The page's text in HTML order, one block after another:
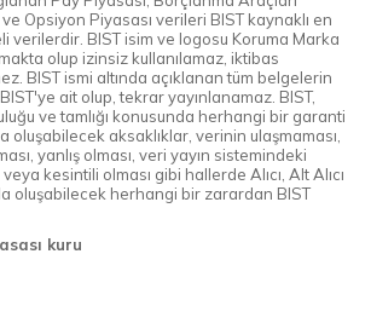
Opsiyon Piyasası verileri BIST kaynaklı en
verilerdir. BIST isim ve logosu Koruma Marka
olup izinsiz kullanılamaz, iktibas
BIST ismi altında açıklanan tüm belgelerin
ait olup, tekrar yayınlanamaz. BIST,
ve tamlığı konusunda herhangi bir garanti
oluşabilecek aksaklıklar, verinin ulaşmaması,
yanlış olması, veri yayın sistemindeki
kesintili olması gibi hallerde Alıcı, Alt Alıcı
oluşabilecek herhangi bir zarardan BIST
kuru